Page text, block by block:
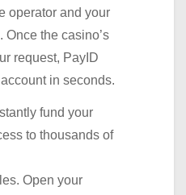
operator and your
the casino’s
request, PayID
in seconds.
fund your
to thousands of
Open your